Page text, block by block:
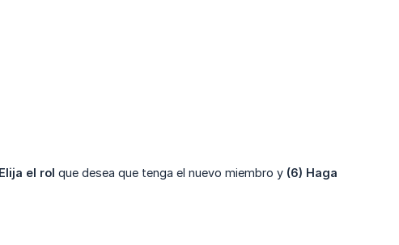
el rol que desea que tenga el nuevo miembro y (6) Haga